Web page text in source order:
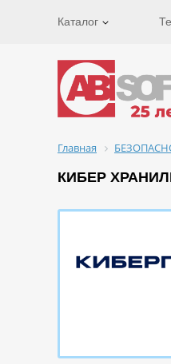
Каталог
Главная
КИБЕР